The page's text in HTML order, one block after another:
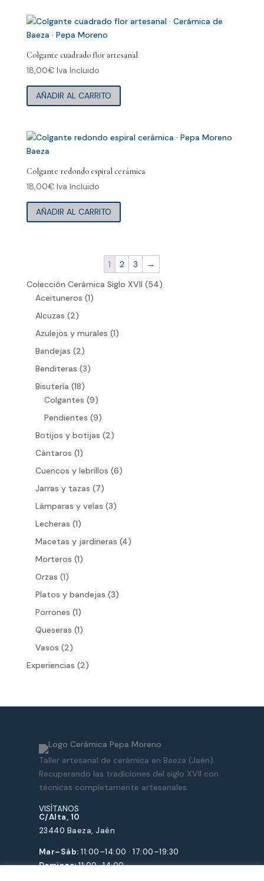
Colgante cuadrado flor artesanal
18,00€ Iva Incluido
AÑADIR AL CARRITO
Colgante redondo espiral cerámica
18,00€ Iva Incluido
AÑADIR AL CARRITO
1 2 3
→
Colección Cerámica Siglo XVII 5454
Aceituneros 11
Alcuzas 22
productos
Azulejos y murales 11
Bandejas 22
productos
Benditeras 33
Bisutería 1818
productos
Colgantes 99
productos
Pendientes 99
productos
Botijos y botijas 22
Cántaros 11
producto
Cuencos y lebrillos 66
Jarras y tazas 77
productos
Lámparas y velas 33
Lecheras 11
producto
Macetas y jardineras 44
Morteros 11
Orzas 11
producto
Platos y bandejas 33
Porrones 11
producto
Queseras 11
Vasos 22
productos
Experiencias 22
Taller artesanal de cerámica en Baeza (Jaén).
Recuperando las tradiciones del siglo XVII con
técnicas completamente artesanales.
VISÍTANOS
C/Alta, 10
23440 Baeza, Jaén
Mar–Sáb: 11:00–14:00 · 17:00–19:30
Domingo:11:00–14:00